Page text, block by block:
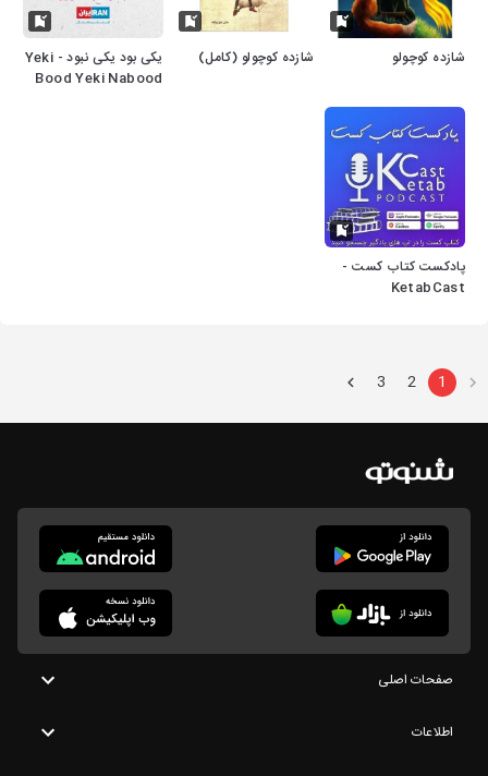
شازده کوچولو شازده کوچولو (کامل)
یکی بود یکی نبود - Yeki
Bood Yeki Nabood
پادکست کتاب کست -
KetabCast
1
2
3
صفحات اصلی
اطلاعات